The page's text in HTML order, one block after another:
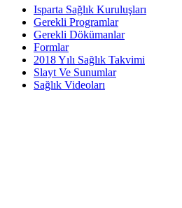
Isparta Sağlık Kuruluşları
Gerekli Programlar
Gerekli Dökümanlar
Formlar
2018 Yılı Sağlık Takvimi
Slayt Ve Sunumlar
Sağlık Videoları